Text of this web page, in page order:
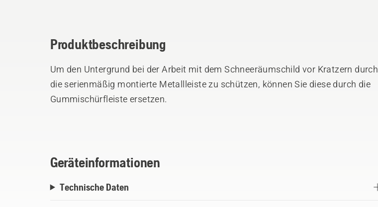
Produktbeschreibung
Um den Untergrund bei der Arbeit mit dem Schneeräumschild vor Kratzern durch
die serienmäßig montierte Metallleiste zu schützen, können Sie diese durch die
Gummischürfleiste ersetzen.
Geräteinformationen
Technische Daten